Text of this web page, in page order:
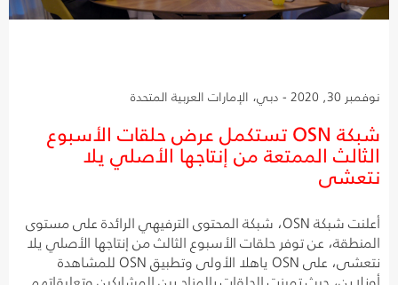
نوفمبر 30, 2020 - دبي، الإمارات العربية المتحدة
شبكة OSN تستكمل عرض حلقات الأسبوع
الثالث الممتعة من إنتاجها الأصلي يلا
نتعشى
أعلنت شبكة OSN، شبكة المحتوى الترفيهي الرائدة على مستوى
المنطقة، عن توفر حلقات الأسبوع الثالث من إنتاجها الأصلي يلا
نتعشى، على OSN ياهلا الأولى وتطبيق OSN للمشاهدة